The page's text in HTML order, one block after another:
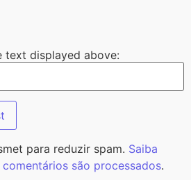
text displayed above:
para reduzir spam. Saiba
são processados.